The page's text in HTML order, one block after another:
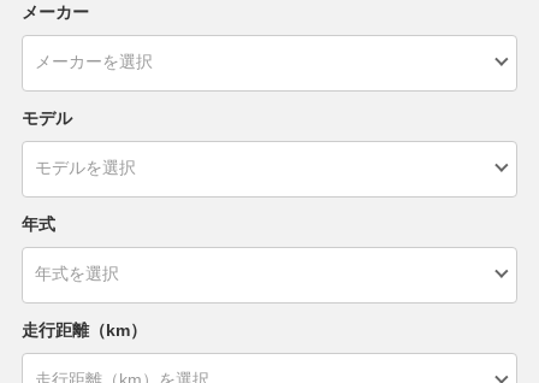
メーカー
モデル
年式
走行距離（km）